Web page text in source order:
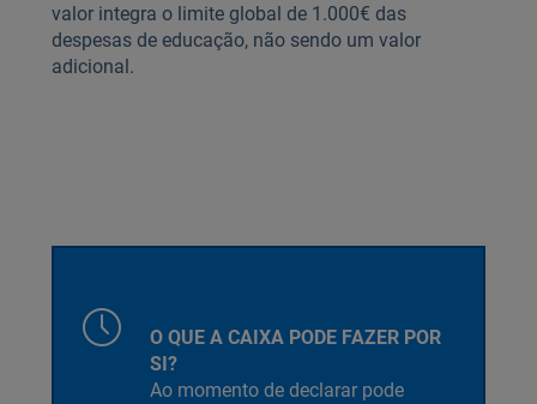
valor integra o limite global de 1.000€ das
despesas de educação, não sendo um valor
adicional.
O QUE A CAIXA PODE FAZER POR
SI?
Ao momento de declarar pode